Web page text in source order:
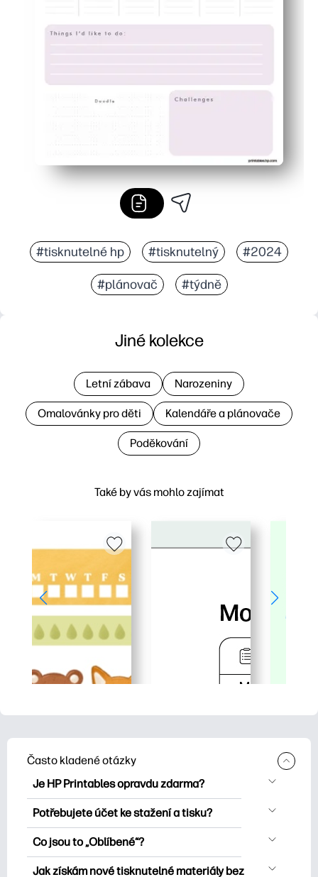
#tisknutelné hp #tisknutelný #2024
#plánovač #týdně
Také by vás mohlo zajímat
Jiné kolekce
Letní zábava Narozeniny
Omalovánky pro děti Kalendáře a plánovače
Poděkování
Často kladené otázky
Je HP Printables opravdu zdarma?
HP Printables nabízí více než 2500
bezplatných tisknutelných položek ke
stažení a tisku. Prozkoumejte oblíbené
omalovánky, zábavné učební listy,
Potřebujete účet ke stažení a tisku?
Můžete prozkoumat a tisknout bez
vytvoření účtu. Přihlášení vám však
pomůže uložit vaše oblíbené tisknutelné
Co jsou to „Oblíbené“?
Favorites is your personal skrýš
Jak získám nové tisknutelné materiály bez